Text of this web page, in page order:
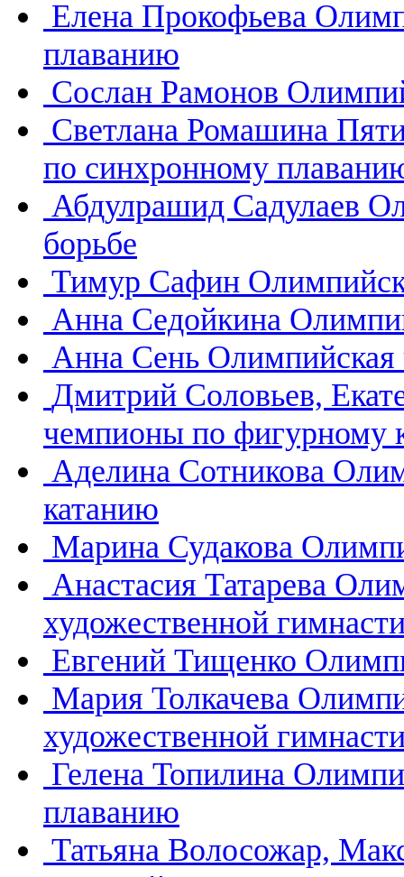
Елена Прокофьева
плаванию
Сослан Рамонов
Светлана Ромашина
по синхронному
Абдулрашид Садулаев
борьбе
Тимур Сафин
Анна Седойкина
Анна Сень Олимпийская
Дмитрий Соловьев,
чемпионы по фигурному
Аделина Сотникова
катанию
Марина Судакова
Анастасия Татарева
художественной
Евгений Тищенко
Мария Толкачева
художественной
Гелена Топилина
плаванию
Татьяна Волосожар,